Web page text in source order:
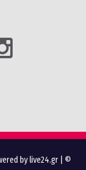
by live24.gr | ©